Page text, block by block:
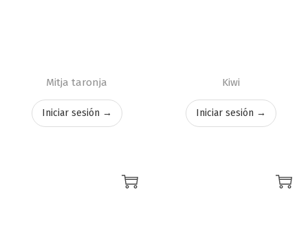
Mitja taronja
Iniciar sesión →
Kiwi
Iniciar sesión →